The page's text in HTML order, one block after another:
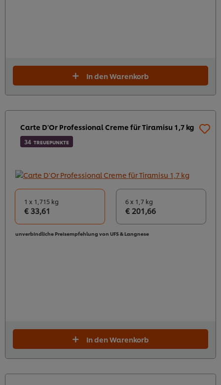
In den Warenkorb
Carte D'Or Professional Creme für Tiramisu 1,7 kg
34 TREUEPUNKTE
1 x 1,715 kg
€ 33,61
6 x 1,7 kg
€ 201,66
unverbindliche Preisempfehlung von UFS & Langnese
In den Warenkorb